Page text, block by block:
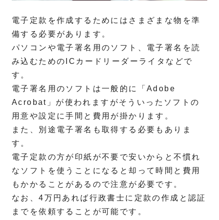
電子定款を作成するためにはさまざまな物を準
備する必要があります。
パソコンや電子署名用のソフト、電子署名を読
み込むためのICカードリーダーライタなどで
す。
電子署名用のソフトは一般的に「Adobe
Acrobat」が使われますがそういったソフトの
用意や設定に手間と費用が掛かります。
また、別途電子署名も取得する必要もありま
す。
電子定款の方が印紙が不要で安いからと不慣れ
なソフトを使うことになると却って時間と費用
もかかることがあるので注意が必要です。
なお、4万円あれば行政書士に定款の作成と認証
までを依頼することが可能です。